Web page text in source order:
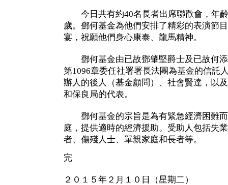
今日共有約40名長者出席聯歡會，年齡
歲。鄧何基金為他們安排了精彩的表演節
宴，祝願他們身心康泰、龍馬精神。
鄧何基金由已故鄧肇堅爵士及已故何添
第1096章委任社署署長法團為基金的信託
辦人的後人（基金顧問）、社會賢達，以
和保良局的代表。
鄧何基金的宗旨是為有緊急經濟困難而
庭，提供適時的經濟援助。受助人包括失
者、傷殘人士、單親家庭和長者等。
完
２０１５年２月１０日（星期二）